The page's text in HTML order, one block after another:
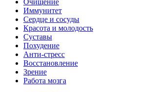
Иммунитет
Сердце и сосуды
Красота и молодость
Суставы
Похудение
Анти-стресс
Восстановление
Зрение
Работа мозга